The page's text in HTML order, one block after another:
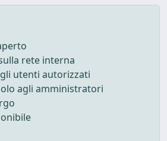
rete interna
utenti autorizzati
agli amministratori